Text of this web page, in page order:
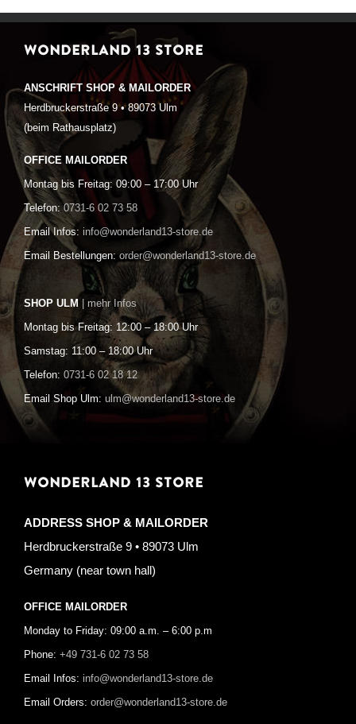
WONDERLAND 13 STORE
ANSCHRIFT SHOP & MAILORDER
Herdbruckerstraße 9 • 89073 Ulm
(beim Rathausplatz)
OFFICE MAILORDER
Montag bis Freitag: 09:00 – 17:00 Uhr
Telefon: 0731-6 02 73 58
Email Infos: info@wonderland13-store.de
Email Bestellungen: order@wonderland13-store.de
SHOP ULM | mehr Infos
Montag bis Freitag: 12:00 – 18:00 Uhr
Samstag: 11:00 – 18:00 Uhr
Telefon: 0731-6 02 18 12
Email Shop Ulm: ulm@wonderland13-store.de
WONDERLAND 13 STORE
ADDRESS SHOP & MAILORDER
Herdbruckerstraße 9 • 89073 Ulm
Germany (near town hall)
OFFICE MAILORDER
Monday to Friday: 09:00 a.m. – 6:00 p.m
Phone: +49 731-6 02 73 58
Email Infos: info@wonderland13-store.de
Email Orders: order@wonderland13-store.de